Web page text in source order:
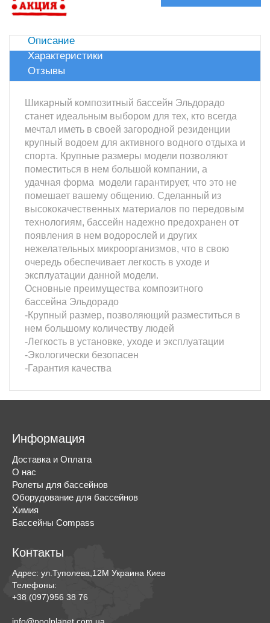
Описание
Характеристики
Отзывы
Шикарный композитный бассейн Эльдорадо
станет идеальным выбором для тех, кто всегда
мечтал иметь в своей загородной резиденции
крупный водоем для активного водного отдыха и
спорта. Крупные размеры модели позволяют
поместиться в нем большой компании, а
удачная форма модели гарантирует, что это не
помешает вашему общению. Сделанный из
высококачественных материалов по передовым
технологиям, бассейн надежно предохранен от
появления в нем водорослей и других
нежелательных микроорганизмов, что в свою
очередь обеспечивает легкость в уходе и
эксплуатации данной модели.
Основные преимущества композитного
бассейна Эльдорадо
-Крупный размер, позволяющий разместиться в
нем большому количеству людей
-Легкость в установке, уходе и эксплуатации
-Экологически безопасен
-Гарантия качества
Информация
Доставка и Оплата
О нас
Ролеты для бассейнов
Оборудование для бассейнов
Химия
Бассейны Compass
Контакты
Адрес: ул.Туполева,12М Украина Киев
Телефоны:
+38 (097)956 38 76
info@poolplanet.com.ua